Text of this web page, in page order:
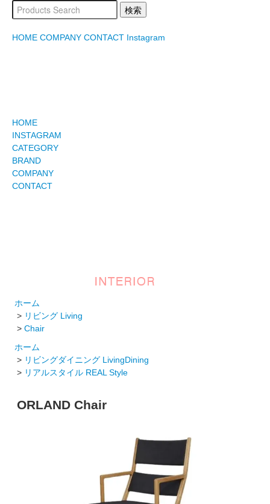
HOME COMPANY CONTACT Instagram
HOME
INSTAGRAM
CATEGORY
BRAND
COMPANY
CONTACT
ホーム
> リビング Living
>Chair
ホーム
> リビングダイニング LivingDining
> リアルスタイル REAL Style
ORLAND Chair